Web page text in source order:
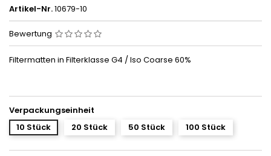
Artikel-Nr.10679-10
Bewertung
Filtermatten in Filterklasse G4 / Iso Coarse 60%
Verpackungseinheit
10 Stück
20 Stück 50 Stück 100 Stück